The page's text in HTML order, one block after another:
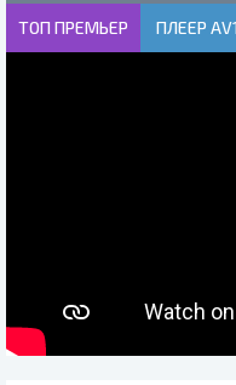
ТОП ПРЕМЬЕР ПЛЕЕР AV1